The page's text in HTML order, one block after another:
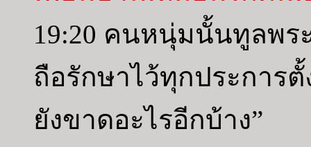
19:20 คนหนุ่มนั้นทูลพร
ถือรักษาไว้ทุกประการ
ยังขาดอะไรอีกบ้าง”